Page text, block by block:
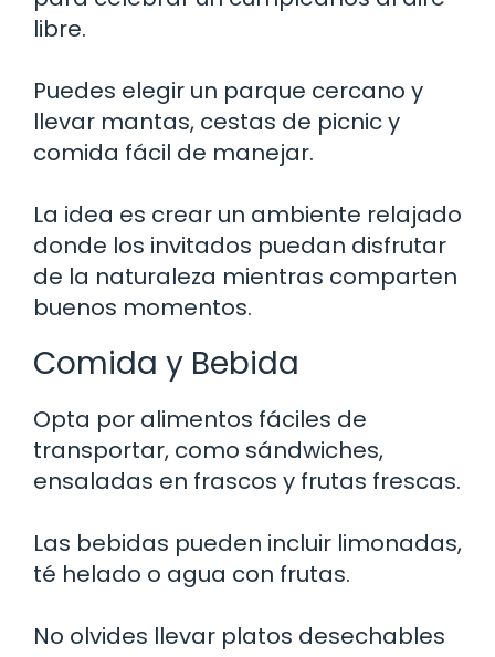
libre.
Puedes elegir un parque cercano y
llevar mantas, cestas de picnic y
comida fácil de manejar.
La idea es crear un ambiente relajado
donde los invitados puedan disfrutar
de la naturaleza mientras comparten
buenos momentos.
Comida y Bebida
Opta por alimentos fáciles de
transportar, como sándwiches,
ensaladas en frascos y frutas frescas.
Las bebidas pueden incluir limonadas,
té helado o agua con frutas.
No olvides llevar platos desechables